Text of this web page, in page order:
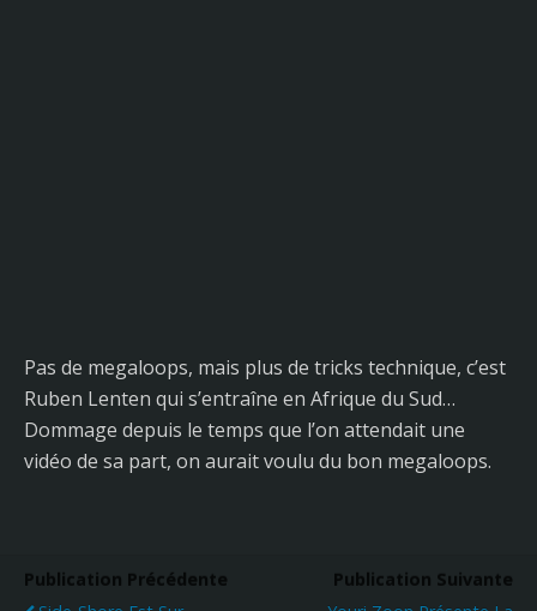
Pas de megaloops, mais plus de tricks technique, c’est
Ruben Lenten qui s’entraîne en Afrique du Sud…
Dommage depuis le temps que l’on attendait une
vidéo de sa part, on aurait voulu du bon megaloops.
Publication Précédente
Publication Suivante